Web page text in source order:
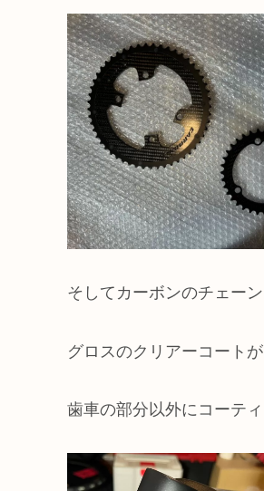
そしてカーボンのチェーン
グロスのクリアーコート
歯車の部分以外にコーテ